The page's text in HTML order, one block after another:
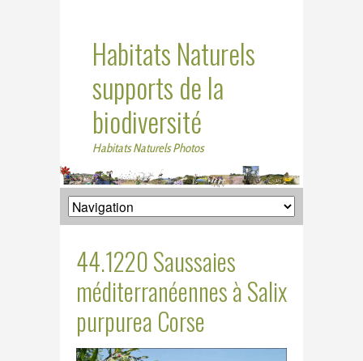
Habitats Naturels
supports de la
biodiversité
Habitats Naturels Photos
44.1220 Saussaies
méditerranéennes à Salix
purpurea Corse